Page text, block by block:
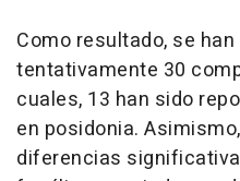
Como resultado, se
tentativamente 30
cuales, 13 han sido
en posidonia.
diferencias